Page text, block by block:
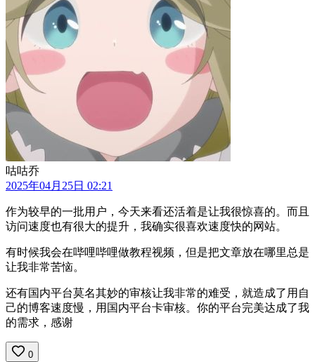
咕咕乔
2025年04月25日 02:21
作为较早的一批用户，今天来看还活着是让我很惊喜的。而且
访问速度也有很大的提升，我确实很喜欢速度快的网站。
有时候我会在哔哩哔哩做教程视频，但是把文章放在哪里总是
让我非常苦恼。
还有国内平台莫名其妙的审核让我非常的难受，就造成了用自
己的博客速度慢，用国内平台卡审核。你的平台完美达成了我
的需求，感谢
0